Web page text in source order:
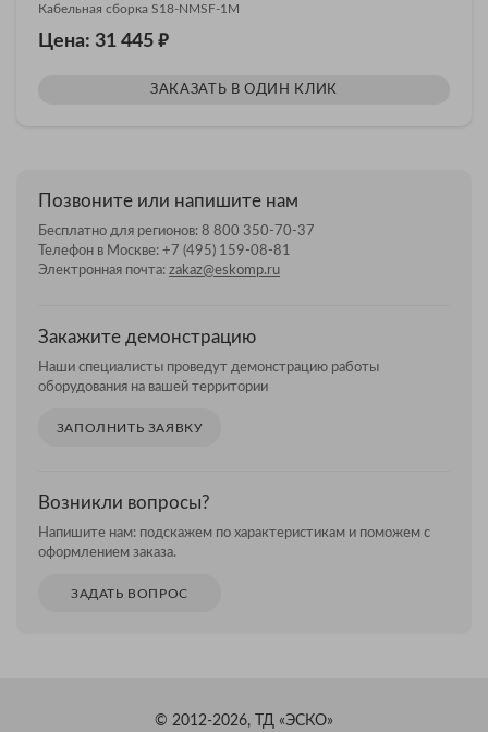
Кабельная сборка S18-NMSF-1M
Цена: 31 445 ₽
ЗАКАЗАТЬ В ОДИН КЛИК
Позвоните или напишите нам
Бесплатно для регионов: 8 800 350-70-37
Телефон в Москве: +7 (495) 159-08-81
Электронная почта: zakaz@eskomp.ru
Закажите демонстрацию
Наши специалисты проведут демонстрацию работы
оборудования на вашей территории
ЗАПОЛНИТЬ ЗАЯВКУ
Возникли вопросы?
Напишите нам: подскажем по характеристикам и поможем с
оформлением заказа.
ЗАДАТЬ ВОПРОС
© 2012-2026, ТД «ЭСКО»